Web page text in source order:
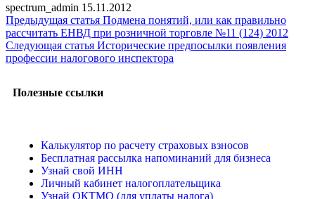
spectrum_admin 15.11.2012
Предыдущая статья Подмена понятий, или как правильно
рассчитать ЕНВД при розничной торговле №11 (124) 2012
Следующая статья Исторические предпосылки появления
профессии налогового инспектора
Полезные ссылки
Калькулятор по расчету страховых взносов
Бесплатная рассылка напоминаний для бизнеса
Узнай свой ИНН
Личный кабинет налогоплательщика
Узнай ОКТМО (для уплаты налога)